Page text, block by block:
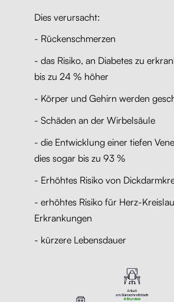
Dies verursacht:
- Rückenschmerzen
- das Risiko, an Diabetes zu
bis zu 24 % höher
- Körper und Gehirn werden
- Schäden an der Wirbelsäule
- die Entwicklung einer tiefen
dies sogar bis zu 93 %
- Erhöhtes Risiko von
- erhöhtes Risiko für Herz-
Erkrankungen
- kürzere Lebensdauer